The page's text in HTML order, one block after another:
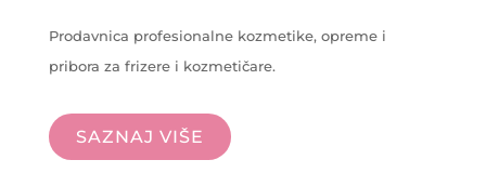
Prodavnica profesionalne kozmetike, opreme i
pribora za frizere i kozmetičare.
SAZNAJ VIŠE